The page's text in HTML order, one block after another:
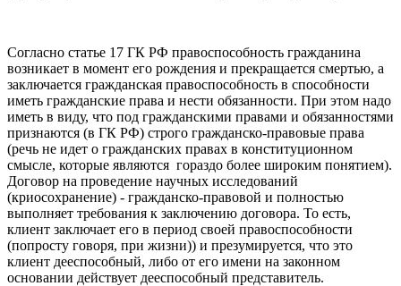
Согласно статье 17 ГК РФ правоспособность гражданина
возникает в момент его рождения и прекращается смертью, а
заключается гражданская правоспособность в способности
иметь гражданские права и нести обязанности. При этом надо
иметь в виду, что под гражданскими правами и обязанностями
признаются (в ГК РФ) строго гражданско-правовые права
(речь не идет о гражданских правах в конституционном
смысле, которые являются гораздо более широким понятием).
Договор на проведение научных исследований
(криосохранение) - гражданско-правовой и полностью
выполняет требования к заключению договора. То есть,
клиент заключает его в период своей правоспособности
(попросту говоря, при жизни)) и презумируется, что это
клиент дееспособный, либо от его имени на законном
основании действует дееспособный представитель.